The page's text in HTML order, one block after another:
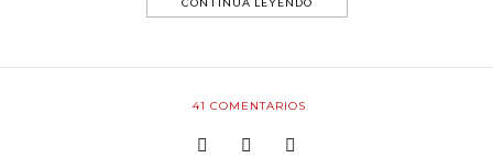
41 COMENTARIOS